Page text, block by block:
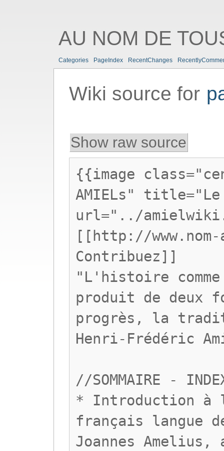
AU NOM DE
Categories PageIndex RecentChanges
Wiki source for
Show raw source
{{image
AMIELs" title="Le
url="../
[[http://
Contribuez]]
"L'histoire
produit de deux
progrès, la
Henri-Frédéric
//SOMMAIRE -
* Introduction à
français langue
Joannes